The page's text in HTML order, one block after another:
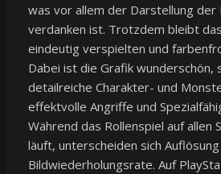
was vor allem der Darstellung der
verdanken ist. Trotzdem bleibt
eindeutig verspielten und
Dabei ist die Grafik wunderschön,
detailreiche Charakter- und
effektvolle Angriffe und
Während das Rollenspiel auf allen
läuft, unterscheiden sich
Bildwiederholungsrate. Auf